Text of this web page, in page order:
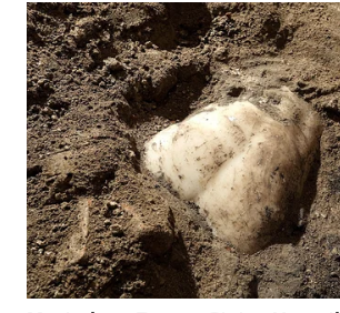
ID
WAHANANEWS
CO ID
WAHANANEWS
NET
WAHANA
SPORT